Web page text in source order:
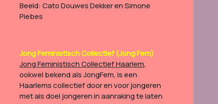
Beeld: Cato Douwes Dekker en Simone
Piebes
Jong Feministisch Collectief (Jong Fem)
Jong Feministisch Collectief Haarlem,
ookwel bekend als JongFem, is een
Haarlems collectief door en voor jongeren
met als doel jongeren in aanraking te laten